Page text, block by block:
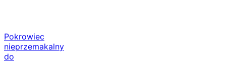
Pokrowiec
nieprzemakalny
do